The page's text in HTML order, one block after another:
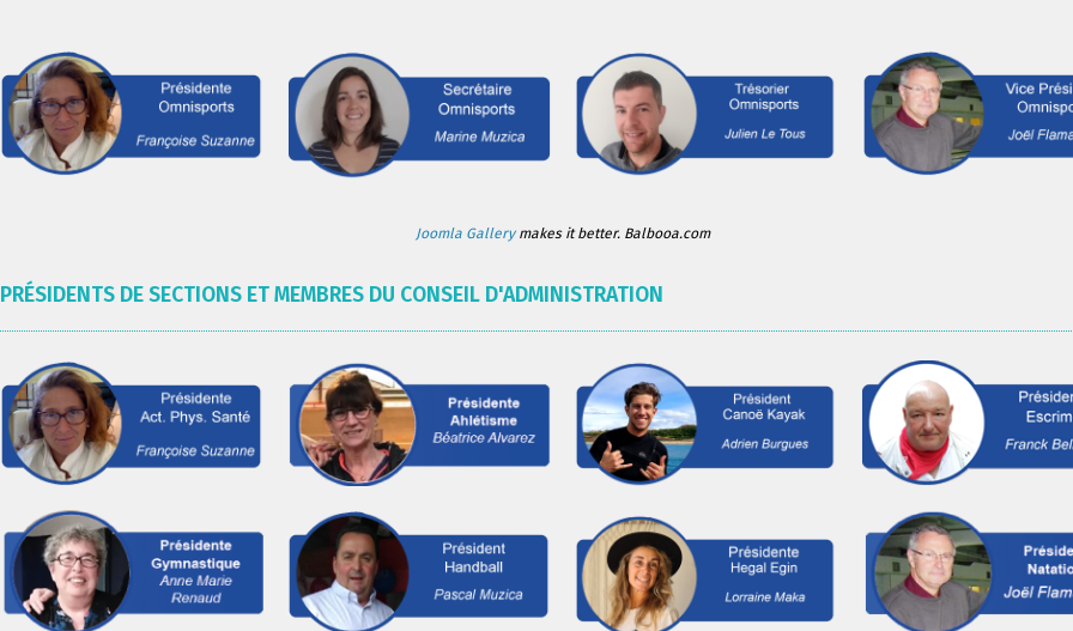
Joomla Gallerymakes it better. Balbooa.com
PRÉSIDENTS DE SECTIONS ET MEMBRES DU CONSEIL D'ADMINISTRATION